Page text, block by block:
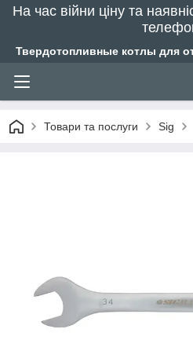
На час війни ціну та
Твердотопливные котлы для
Товари та послуги Sig